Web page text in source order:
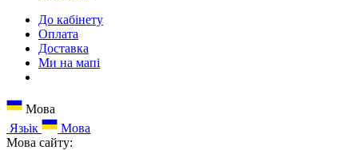
До кабінету
Оплата
Доставка
Ми на мапі
Мова
Язьік
Мова
Мова сайту: